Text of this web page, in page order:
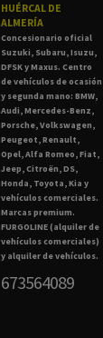
HUÉRCAL DE
ALMERÍA
Concesionario oficial
Suzuki, Subaru, Isuzu,
DFSK y Maxus. Centro
de vehículos de ocasión
y segunda mano: BMW,
Audi, Mercedes-Benz,
Porsche, Volkswagen,
Peugeot, Renault,
Opel, Alfa Romeo, Fiat,
Jeep, Citroën, DS,
Honda, Toyota, Kia y
vehículos comerciales.
Marcas premium.
FURGOLINE (alquiler de
vehículos comerciales)
y alquiler de vehículos.
673564089